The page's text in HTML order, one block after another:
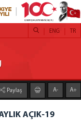
TR
ENG
Paylaş A- A+
AÇIK-19